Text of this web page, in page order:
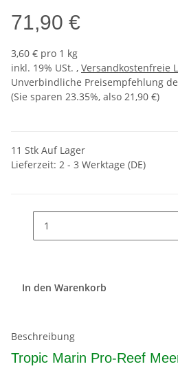
71,90 €
3,60 € pro 1 kg
inkl. 19% USt. , Versandkostenfreie
Unverbindliche Preisempfehlung
(Sie sparen 23.35%, also 21,90 €)
11 Stk Auf Lager
Lieferzeit: 2 - 3 Werktage (DE)
In den Warenkorb
Beschreibung
Tropic Marin Pro-Reef